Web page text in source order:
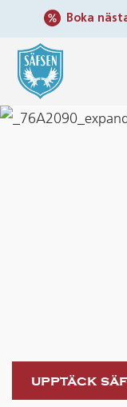
Boka nästa
upptäck